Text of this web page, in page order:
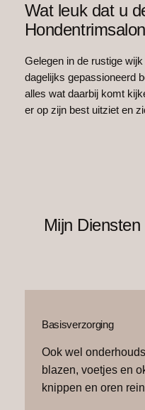
Wat leuk dat u
Gelegen in de rustige
dagelijks gepassioneerd
alles wat daarbij komt
er op zijn best uitziet en
Mijn Diensten
Basisverzorging
Ook wel
blazen, voetjes en
knippen en oren